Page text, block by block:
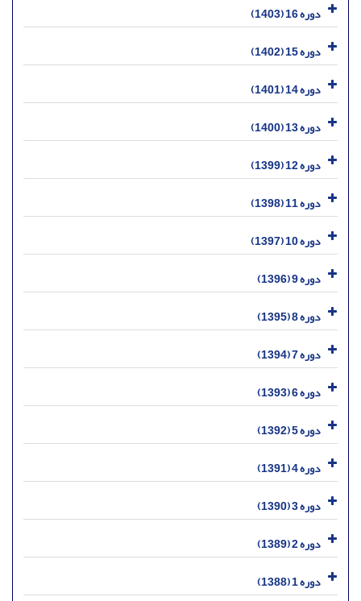
دوره 16 (1403)
دوره 15 (1402)
دوره 14 (1401)
دوره 13 (1400)
دوره 12 (1399)
دوره 11 (1398)
دوره 10 (1397)
دوره 9 (1396)
دوره 8 (1395)
دوره 7 (1394)
دوره 6 (1393)
دوره 5 (1392)
دوره 4 (1391)
دوره 3 (1390)
دوره 2 (1389)
دوره 1 (1388)